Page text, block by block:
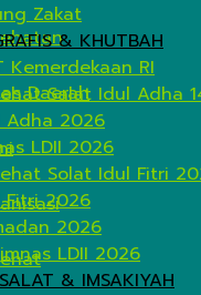
Daerah
Zakat
& KHUTBAH
Kemerdekaan RI
Salat Idul Adha
Adha 2026
LDII 2026
Solat Idul Fitri
Fitri 2026
2026
LDII 2026
& IMSAKIYAH